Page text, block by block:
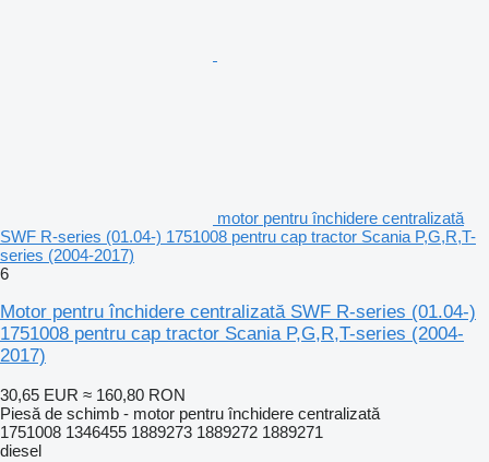
motor pentru închidere centralizată
SWF R-series (01.04-) 1751008 pentru cap tractor Scania P,G,R,T-
series (2004-2017)
6
Motor pentru închidere centralizată SWF R-series (01.04-)
1751008 pentru cap tractor Scania P,G,R,T-series (2004-
2017)
30,65 EUR ≈ 160,80 RON
Piesă de schimb - motor pentru închidere centralizată
1751008 1346455 1889273 1889272 1889271
diesel